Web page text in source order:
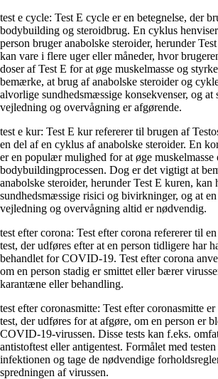
test e cycle: Test E cycle er en betegnelse, der
bodybuilding og steroidbrug. En cyklus
person bruger anabolske steroider, herunder
kan vare i flere uger eller måneder, hvor
doser af Test E for at øge muskelmasse og
bemærke, at brug af anabolske steroider og
alvorlige sundhedsmæssige konsekvenser, og at
vejledning og overvågning er afgørende.
test e kur: Test E kur refererer til brugen af
en del af en cyklus af anabolske steroider. En
er en populær mulighed for at øge
bodybuildingprocessen. Dog er det vigtigt at
anabolske steroider, herunder Test E kuren, kan
sundhedsmæssige risici og bivirkninger, og at
vejledning og overvågning altid er nødvendig.
test efter corona: Test efter corona refererer til
test, der udføres efter at en person tidligere har
behandlet for COVID-19. Test efter corona
om en person stadig er smittet eller bærer
karantæne eller behandling.
test efter coronasmitte: Test efter coronasmitte
test, der udføres for at afgøre, om en person er
COVID-19-virussen. Disse tests kan f.eks.
antistoftest eller antigentest. Formålet med
infektionen og tage de nødvendige
spredningen af virussen.